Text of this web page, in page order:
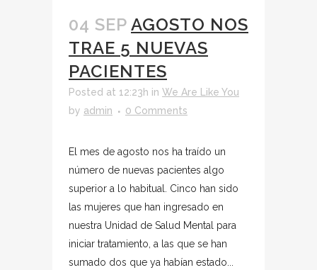
04 SEP AGOSTO NOS
TRAE 5 NUEVAS
PACIENTES
Posted at 12:23h in We Are Like You
by admin 0 Comments
El mes de agosto nos ha traído un
número de nuevas pacientes algo
superior a lo habitual. Cinco han sido
las mujeres que han ingresado en
nuestra Unidad de Salud Mental para
iniciar tratamiento, a las que se han
sumado dos que ya habían estado...